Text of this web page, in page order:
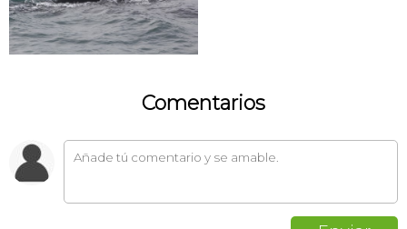
Comentarios